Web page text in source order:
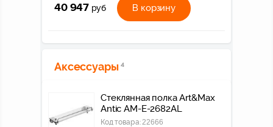
40 947 руб В корзину
Аксессуары 4
Стеклянная полка Art&Max
Antic AM-E-2682AL
Код товара: 22666